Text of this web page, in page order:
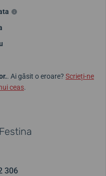
. Ai găsit o eroare? Scrieți-ne
ceas.
306